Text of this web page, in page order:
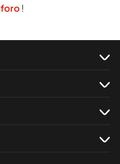
foro !